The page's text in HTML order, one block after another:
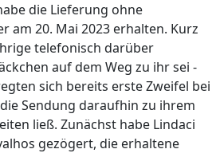
die Lieferung ohne
am 20. Mai 2023 erhalten. Kurz
telefonisch darüber
auf dem Weg zu ihr sei -
sich bereits erste Zweifel bei
Sendung daraufhin zu ihrem
ließ. Zunächst habe Lindaci
gezögert, die erhaltene